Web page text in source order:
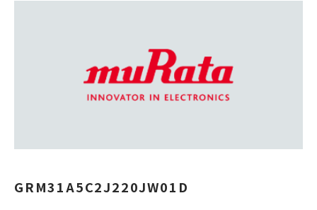
GRM31A5C2J220JW01D